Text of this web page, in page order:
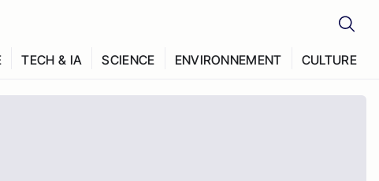
TECH & IA SCIENCE ENVIRONNEMENT CULTURE